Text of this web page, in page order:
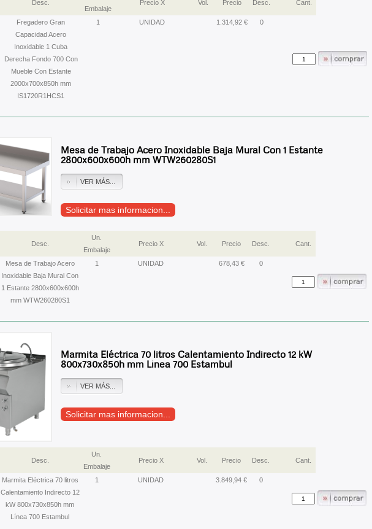
Desc.
Embalaje
Precio X Vol. Precio Desc. Cant.
Fregadero Gran
Capacidad Acero
Inoxidable 1 Cuba
Derecha Fondo 700 Con
Mueble Con Estante
2000x700x850h mm
IS1720R1HCS1
1 UNIDAD 1.314,92 € 0
Mesa de Trabajo Acero Inoxidable Baja Mural Con 1 Estante
2800x600x600h mm WTW260280S1
VER MÁS...
Solicitar mas informacion...
Desc.
Un.
Embalaje
Precio X Vol. Precio Desc. Cant.
Mesa de Trabajo Acero
Inoxidable Baja Mural Con
1 Estante 2800x600x600h
mm WTW260280S1
1 UNIDAD 678,43 € 0
Marmita Eléctrica 70 litros Calentamiento Indirecto 12 kW
800x730x850h mm Línea 700 Estambul
VER MÁS...
Solicitar mas informacion...
Desc.
Un.
Embalaje
Precio X Vol. Precio Desc. Cant.
Marmita Eléctrica 70 litros
Calentamiento Indirecto 12
kW 800x730x850h mm
Línea 700 Estambul
1 UNIDAD 3.849,94 € 0